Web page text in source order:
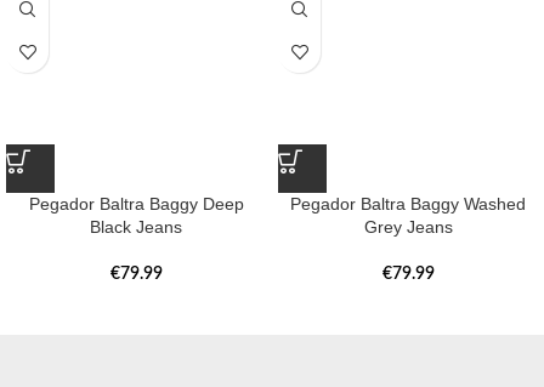
Pegador Baltra Baggy Deep
Black Jeans
€79.99
Pegador Baltra Baggy Washed
Grey Jeans
€79.99